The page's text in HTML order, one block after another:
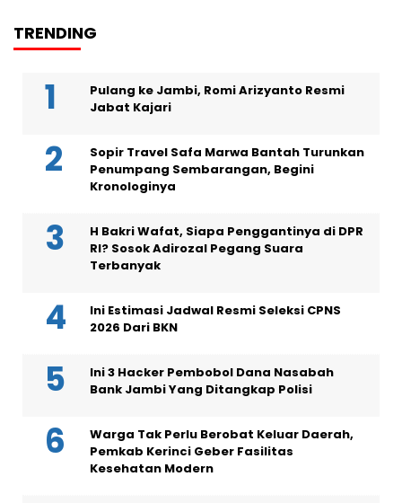
TRENDING
Pulang ke Jambi, Romi Arizyanto Resmi
Jabat Kajari
Sopir Travel Safa Marwa Bantah Turunkan
Penumpang Sembarangan, Begini
Kronologinya
H Bakri Wafat, Siapa Penggantinya di DPR
RI? Sosok Adirozal Pegang Suara
Terbanyak
Ini Estimasi Jadwal Resmi Seleksi CPNS
2026 Dari BKN
Ini 3 Hacker Pembobol Dana Nasabah
Bank Jambi Yang Ditangkap Polisi
Warga Tak Perlu Berobat Keluar Daerah,
Pemkab Kerinci Geber Fasilitas
Kesehatan Modern